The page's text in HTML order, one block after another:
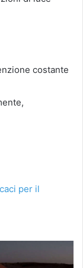
costante
per il